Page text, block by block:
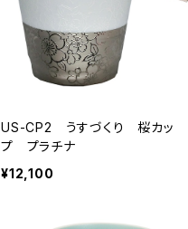
US-CP2 うすづくり 桜カッ
プ プラチナ
¥12,100